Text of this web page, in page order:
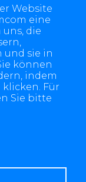
Website
eine
uns, die
und sie in
können
indem
Für
Sie bitte